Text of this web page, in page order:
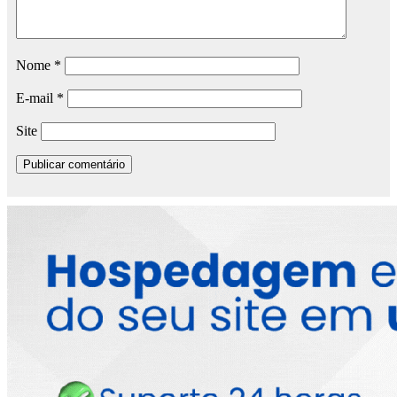
Nome *
E-mail *
Site